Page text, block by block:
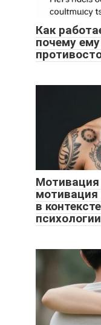
Как
почему
Мотивация
мотивация
в
психологии